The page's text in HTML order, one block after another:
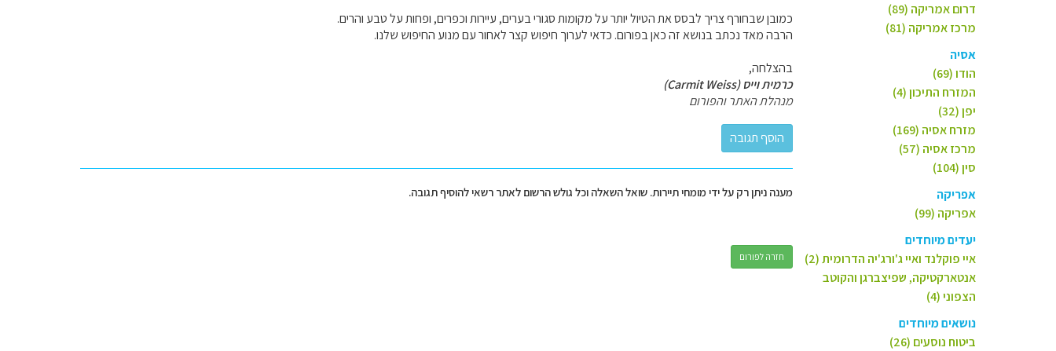
דרום אמריקה (89)
מרכז אמריקה (81)
אסיה
הודו (69)
המזרח התיכון (4)
יפן (32)
מזרח אסיה (169)
מרכז אסיה (57)
סין (104)
אפריקה
אפריקה (99)
יעדים מיוחדים
איי פוקלנד ואיי ג'ורג'יה הדרומית (2)
אנטארקטיקה, שפיצברגן והקוטב
הצפוני (4)
נושאים מיוחדים
ביטוח נוסעים (26)
כמובן שבחורף צריך לבסס את הטיול יותר על מקומות סגורי בערים, עיירות וכפרים, ופחות על טבע והרים.
הרבה מאד נכתב בנושא זה כאן בפורום. כדאי לערוך חיפוש קצר לאחור עם מנוע החיפוש שלנו.
בהצלחה,
כרמית וייס (Carmit Weiss)
מנהלת האתר והפורום
מענה ניתן רק על ידי מומחי תיירות. שואל השאלה וכל גולש הרשום לאתר רשאי להוסיף תגובה.
חזרה לפורום